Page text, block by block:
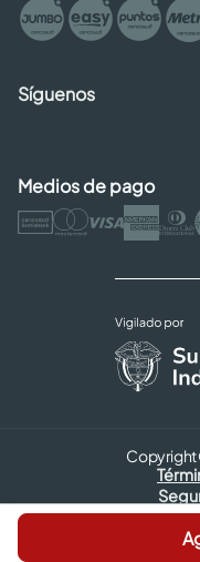
Síguenos
Medios de pago
Copyright